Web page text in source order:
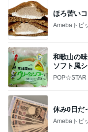
ほろ苦い
Amebaトピ
和歌山の
ソフト風
POP☆STAR
休み0日だ
Amebaトピ